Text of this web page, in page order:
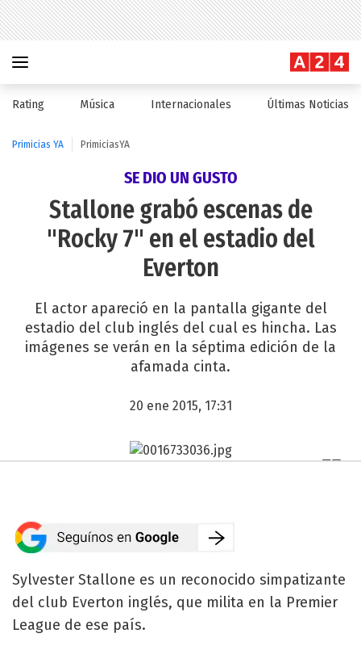
Rating Música Internacionales Últimas Noticias
Primicias YA PrimiciasYA
SE DIO UN GUSTO
Stallone grabó escenas de
"Rocky 7" en el estadio del
Everton
El actor apareció en la pantalla gigante del
estadio del club inglés del cual es hincha. Las
imágenes se verán en la séptima edición de la
afamada cinta.
20 ene 2015, 17:31
Sylvester Stallone es un reconocido simpatizante
del club Everton inglés, que milita en la Premier
League de ese país.